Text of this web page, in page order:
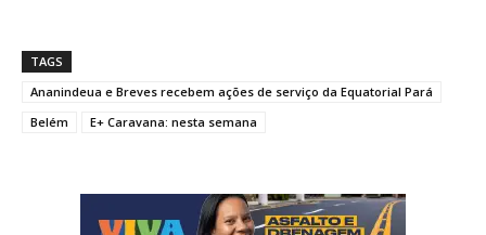
TAGS
Ananindeua e Breves recebem ações de serviço da Equatorial Pará
Belém
E+ Caravana: nesta semana